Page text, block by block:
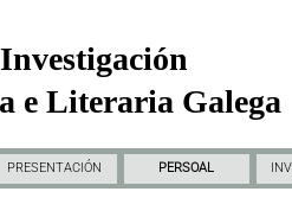
e Literaria Galega
PRESENTACIÓN PERSOAL